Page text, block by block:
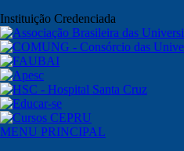
Instituição Credenciada
MENU PRINCIPAL